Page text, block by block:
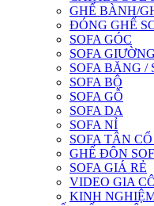
GHẾ BÀNH/
ĐÓNG GHẾ
SOFA GÓC
SOFA GIƯỜNG
SOFA BĂNG /
SOFA BỘ
SOFA GỖ
SOFA DA
SOFA NỈ
SOFA TÂN
GHẾ ĐÔN
SOFA GIÁ RẺ
VIDEO GIA
KINH